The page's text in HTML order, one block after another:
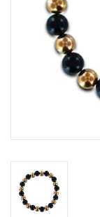
Fashion
ON THE BEACH
LIFESTYLE